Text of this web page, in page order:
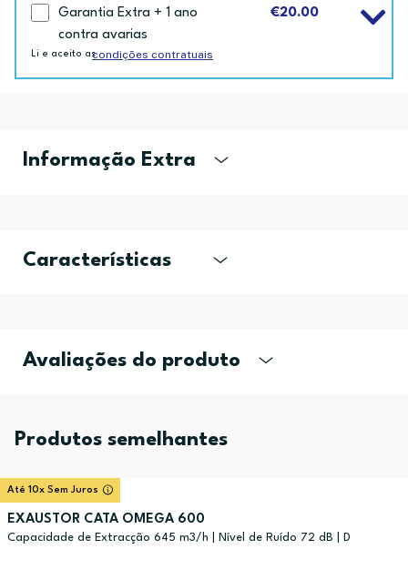
Garantia Extra + 1 ano
contra avarias
€20.00
Li e aceito ascondições contratuais
Informação Extra
Características
Avaliações do produto
Produtos semelhantes
Até 10x Sem Juros
EXAUSTOR CATA OMEGA 600
Capacidade de Extracção 645 m3/h | Nível de Ruído 72 dB | D